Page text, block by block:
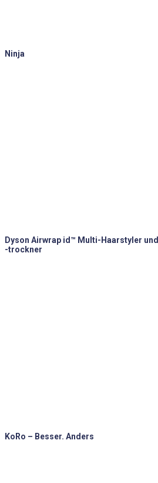
Ninja
Dyson Airwrap id™ Multi-Haarstyler und
-trockner
KoRo – Besser. Anders